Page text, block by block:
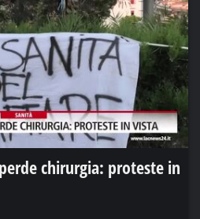
chirurgia: proteste in